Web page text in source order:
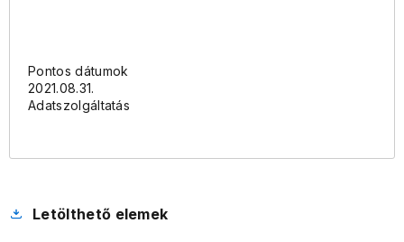
Pontos dátumok
2021.08.31.
Adatszolgáltatás
Letölthető elemek